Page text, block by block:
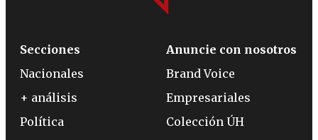
Secciones
Nacionales
+ análisis
Política
Anuncie con nosotros
Brand Voice
Empresariales
Colección ÚH